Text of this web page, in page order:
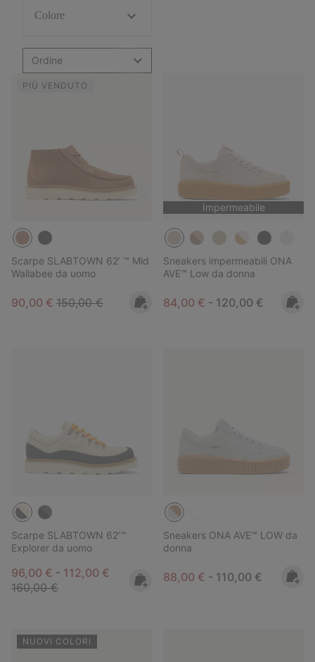
Colore
Ordine
PIÙ VENDUTO
Scarpe SLABTOWN 62’ ™ Mid
Wallabee da uomo
Sale price:
90,00 € Regular price:
150,00 €
Impermeabile
Sneakers impermeabili ONA
AVE™ Low da donna
Minimum sale price:
84,00 € - Maximum price:
120,00 €
Scarpe SLABTOWN 62’™
Explorer da uomo
Minimum sale price:
96,00 € - Maximum sale price:
112,00 € Regular price:
160,00 €
Sneakers ONA AVE™ LOW da
donna
Minimum sale price:
88,00 € - Maximum price:
110,00 €
NUOVI COLORI